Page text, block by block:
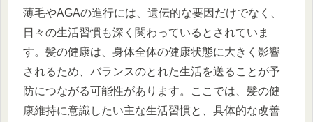
薄毛やAGAの進行には、遺伝的な要因だけでなく、
日々の生活習慣も深く関わっているとされていま
す。髪の健康は、身体全体の健康状態に大きく影響
されるため、バランスのとれた生活を送ることが予
防につながる可能性があります。ここでは、髪の健
康維持に意識したい主な生活習慣と、具体的な改善